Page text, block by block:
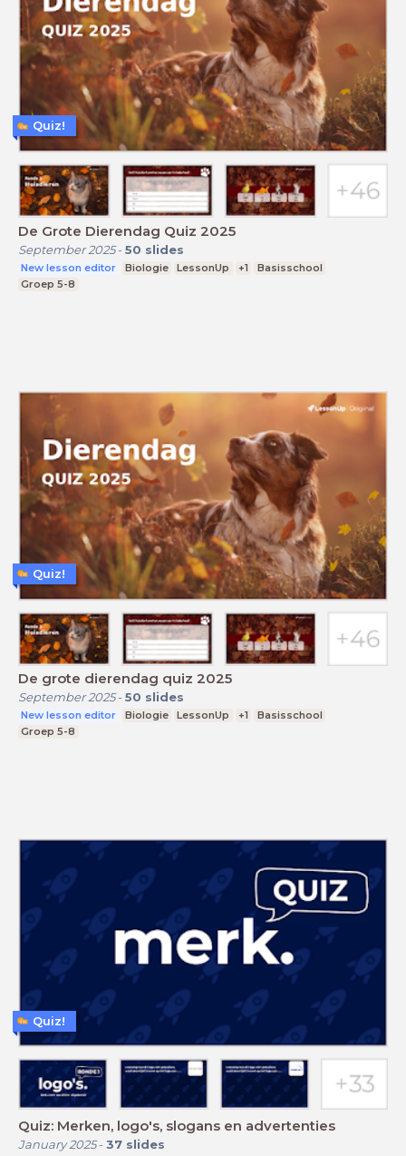
De Grote Dierendag Quiz 2025
September 2025- 50 slides
New lesson editor Biologie LessonUp +1
Basisschool
Groep 5-8
Quiz!
De grote dierendag quiz 2025
September 2025- 50 slides
New lesson editor Biologie LessonUp +1
Basisschool
Groep 5-8
Quiz!
Quiz: Merken, logo's, slogans en advertenties
January 2025- 37 slides
Quiz!